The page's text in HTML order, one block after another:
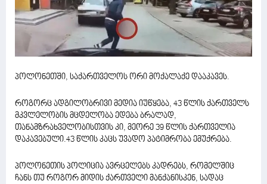
პოლონეთში, საქართველოს ორი მოქალაქე დააკავეს.
როგორც ადგილობრივი მედია იუწყება, 43 წლის ქართველს
მკვლელობის მცდელობა ედება ბრალად,
თანამზრახველობისთვის კი, მეორე 39 წლის ქართველია
დაკავებული.43 წლის კაცს უვადო პატიმრობა ემუქრება.
პოლონეთის პოლიცია ავრცელებს კადრებს, რომელშიც
ჩანს თუ როგორ მიდის ქართველი მანქანისკენ, სადაც